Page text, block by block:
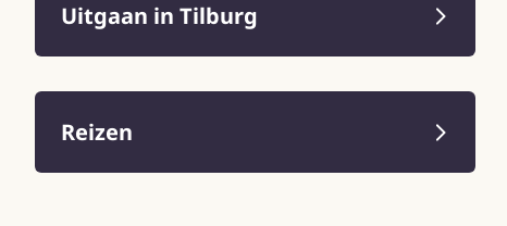
Uitgaan in Tilburg
Reizen